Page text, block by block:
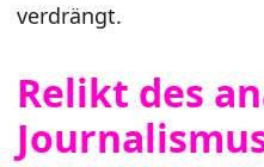
verdrängt.
Relikt des